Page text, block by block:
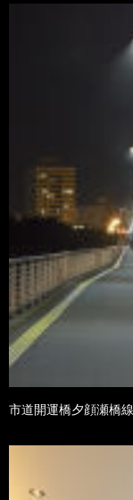
市道開運橋夕顔瀬橋